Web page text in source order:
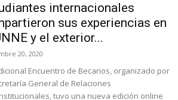
internacionales
sus experiencias en
y el exterior...
20, 2020
Encuentro de Becarios, organizado por
General de Relaciones
tuvo una nueva edición online